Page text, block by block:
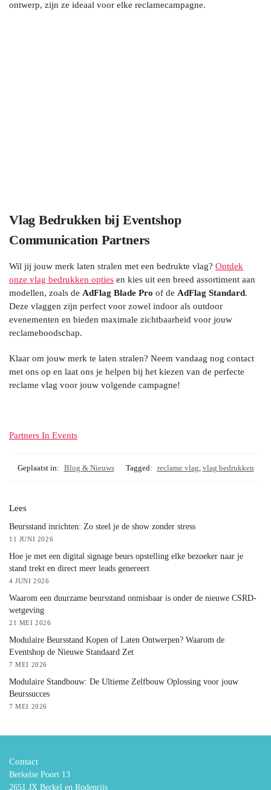
ontwerp, zijn ze ideaal voor elke reclamecampagne.
Vlag Bedrukken bij Eventshop
Communication Partners
Wil jij jouw merk laten stralen met een bedrukte vlag? Ontdek
onze vlag bedrukken opties en kies uit een breed assortiment aan
modellen, zoals de AdFlag Blade Pro of de AdFlag Standard.
Deze vlaggen zijn perfect voor zowel indoor als outdoor
evenementen en bieden maximale zichtbaarheid voor jouw
reclameboodschap.
Klaar om jouw merk te laten stralen? Neem vandaag nog contact
met ons op en laat ons je helpen bij het kiezen van de perfecte
reclame vlag voor jouw volgende campagne!
Partners In Events
Geplaatst in: Blog & Nieuws Tagged: reclame vlag vlag bedrukken
Lees
Beursstand inrichten: Zo steel je de show zonder stress
11 JUNI 2026
Hoe je met een digital signage beurs opstelling elke bezoeker naar je
stand trekt en direct meer leads genereert
4 JUNI 2026
Waarom een duurzame beursstand onmisbaar is onder de nieuwe CSRD-
wetgeving
21 MEI 2026
Modulaire Beursstand Kopen of Laten Ontwerpen? Waarom de
Eventshop de Nieuwe Standaard Zet
7 MEI 2026
Modulaire Standbouw: De Ultieme Zelfbouw Oplossing voor jouw
Beurssucces
7 MEI 2026
Contact
Berkelse Poort 13
2651 JX Berkel en Rodenrijs